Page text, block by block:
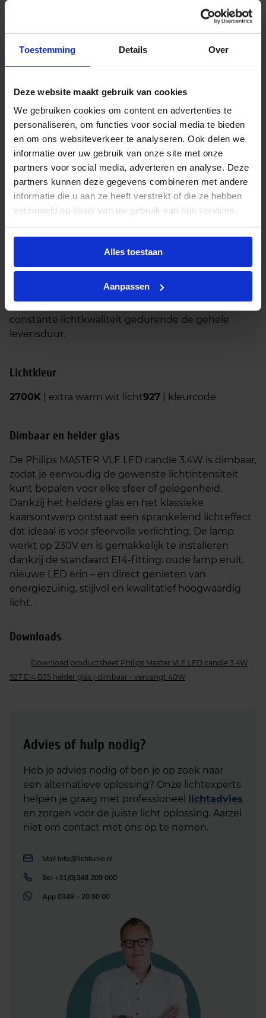
Toestemming Details Over
Deze website maakt gebruik van cookies
We gebruiken cookies om content en advertenties te
personaliseren, om functies voor social media te bieden
en om ons websiteverkeer te analyseren. Ook delen we
informatie over uw gebruik van onze site met onze
partners voor social media, adverteren en analyse. Deze
partners kunnen deze gegevens combineren met andere
informatie die u aan ze heeft verstrekt of die ze hebben
verzameld op basis van uw gebruik van hun services.
Alles toestaan
Aanpassen
armaturen, zoals kroonluchters, wandlampen en
tafellampen, waar het filamentontwerp goed
zichtbaar is.
Met een energieverbruik van slechts 3,4 watt
vervangt deze LED-lamp moeiteloos een 40W
gloeilamp, wat zorgt voor een energiebesparing tot
90%. De lamp levert direct warm, helder licht en
combineert de klassieke uitstraling van
kaarsverlichting met de efficiëntie en
duurzaamheid van moderne LED-technologie.
De Philips MASTER VLE LED candle 3.4W heeft een
levensduur van circa 25.000 branduren, waardoor
onderhouds- en vervangingskosten aanzienlijk
worden verminderd. Daarnaast biedt Philips 3 jaar
garantie, wat zorgt voor betrouwbare prestaties en
constante lichtkwaliteit gedurende de gehele
levensduur.
Lichtkleur
2700K | extra warm wit licht927 | kleurcode
Dimbaar en helder glas
De Philips MASTER VLE LED candle 3.4W is dimbaar,
zodat je eenvoudig de gewenste lichtintensiteit
kunt bepalen voor elke sfeer of gelegenheid.
Dankzij het heldere glas en het klassieke
kaarsontwerp ontstaat een sprankelend lichteffect
dat ideaal is voor sfeervolle verlichting. De lamp
werkt op 230V en is gemakkelijk te installeren
dankzij de standaard E14-fitting: oude lamp eruit,
nieuwe LED erin – en direct genieten van
energiezuinig, stijlvol en kwalitatief hoogwaardig
licht.
Downloads
Download productsheet Philips Master VLE LED candle 3.4W
927 E14 B35 helder glas | dimbaar - vervangt 40W
Advies of hulp nodig?
Heb je advies nodig of ben je op zoek naar
een alternatieve oplossing? Onze lichtexperts
helpen je graag met professioneel lichtadvies
en zorgen voor de juiste licht oplossing. Aarzel
niet om contact met ons op te nemen.
Mail info@lichtunie.nl
Bel +31(0)348 209 000
App 0348 – 20 90 00